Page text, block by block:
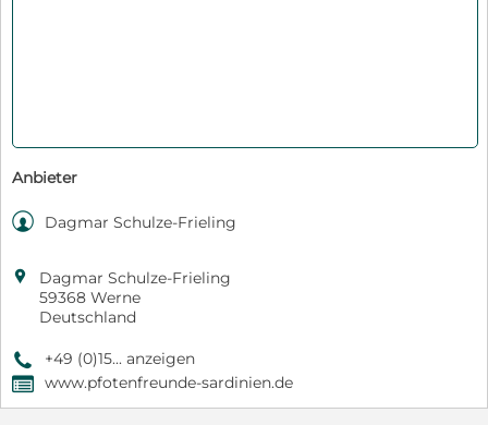
Anbieter
 Dagmar Schulze-Frieling

Dagmar Schulze-Frieling
59368 Werne
Deutschland
9 +49 (0)15... anzeigen
, www.pfotenfreunde-sardinien.de